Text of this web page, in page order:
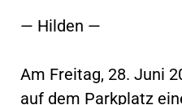
— Hilden —
Am Freitag, 28. Juni
auf dem Parkplatz